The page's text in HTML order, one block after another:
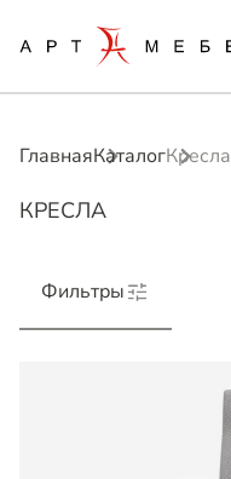
ГлавнаяКаталогКресла
КРЕСЛА
Фильтры